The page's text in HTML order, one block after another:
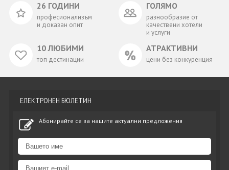
26 ГОДИНИ
професионализъм
и доказан опит
ГОЛЯМО
разнообразие от
качествени хотели
и услуги
10 ЛЮБИМИ
топ дестинации
АТРАКТИВНИ
цени без конкуренция
ЕЛЕКТРОНЕН БЮЛЕТИН
Абонирайте се за нашите актуални предложения